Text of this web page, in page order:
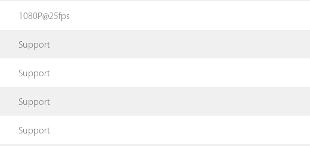
1080P@25fps
Support
Support
Support
Support